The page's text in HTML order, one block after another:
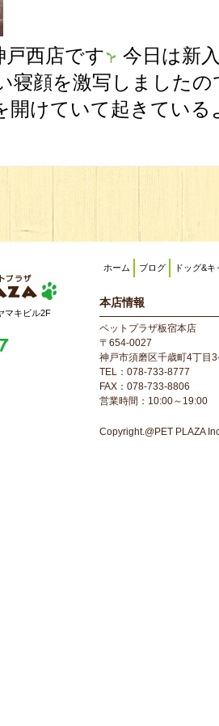
戸西店です
今日は新
寝顔を激写しました
開けていて起きてい
マキビル2F
ホーム ブログ ドッグ&キ
本店情報
ペットプラザ板宿本店
〒654-0027
神戸市須磨区千歳町4丁目
TEL：078-733-8777
FAX：078-733-8806
営業時間：10:00～19:00
Copyright.@PET PLAZA